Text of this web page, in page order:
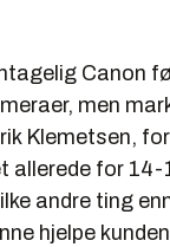
Canon
men
Klemetsen,
allerede for 14-
andre ting
hjelpe